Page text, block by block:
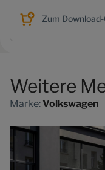
Zum
Weitere
Marke:Volkswagen